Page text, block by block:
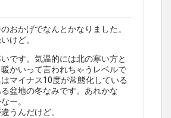
おかげでなんとかなりました。
けど。
です。気温的には北の寒い方と
かいって言われちゃうレベルで
マイナス10度が常態化している
盆地の冬なみです。あれかな
ー。
うんだけど。